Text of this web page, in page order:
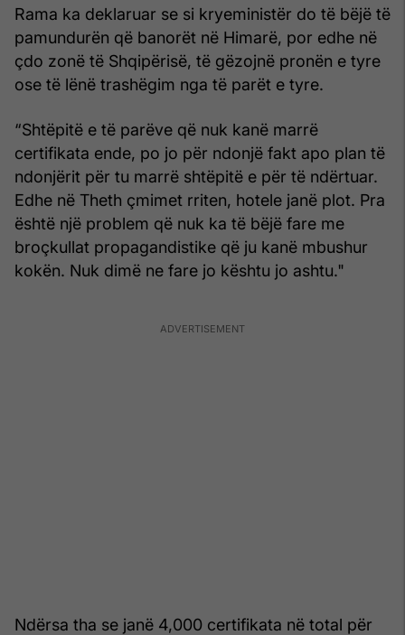
Rama ka deklaruar se si kryeministër do të bëjë të
pamundurën që banorët në Himarë, por edhe në
çdo zonë të Shqipërisë, të gëzojnë pronën e tyre
ose të lënë trashëgim nga të parët e tyre.
“Shtëpitë e të parëve që nuk kanë marrë
certifikata ende, po jo për ndonjë fakt apo plan të
ndonjërit për tu marrë shtëpitë e për të ndërtuar.
Edhe në Theth çmimet rriten, hotele janë plot. Pra
është një problem që nuk ka të bëjë fare me
broçkullat propagandistike që ju kanë mbushur
kokën. Nuk dimë ne fare jo kështu jo ashtu."
Ndërsa tha se janë 4,000 certifikata në total për